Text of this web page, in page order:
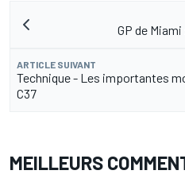
GP de
ARTICLE SUIVANT
Technique - Les importantes
C37
MEILLEURS